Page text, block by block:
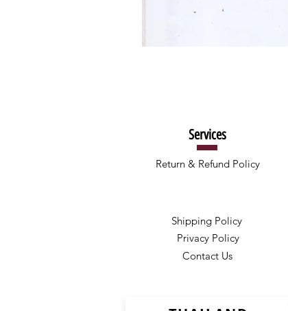
Services
Return & Refund Policy
Shipping Policy
Privacy Policy
Contact Us